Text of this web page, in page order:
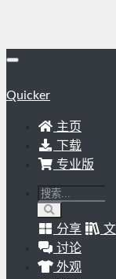
Quicker
主页
下载
专业版
分享
讨论
外观